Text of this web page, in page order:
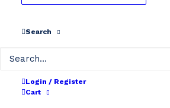
Search
Login / Register
Cart
Crystalyte 36V